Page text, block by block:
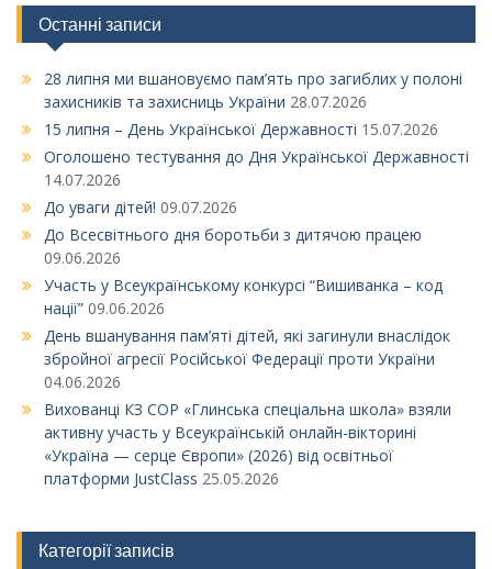
Останні записи
28 липня ми вшановуємо пам’ять про загиблих у полоні
захисників та захисниць України 28.07.2026
15 липня – День Української Державності 15.07.2026
Оголошено тестування до Дня Української Державності
14.07.2026
До уваги дітей! 09.07.2026
До Всесвітнього дня боротьби з дитячою працею
09.06.2026
Участь у Всеукраїнському конкурсі “Вишиванка – код
нації” 09.06.2026
День вшанування пам’яті дітей, які загинули внаслідок
збройної агресії Російської Федерації проти України
04.06.2026
Вихованці КЗ СОР «Глинська спеціальна школа» взяли
активну участь у Всеукраїнській онлайн-вікторині
«Україна — серце Європи» (2026) від освітньої
платформи JustClass 25.05.2026
Категорії записів